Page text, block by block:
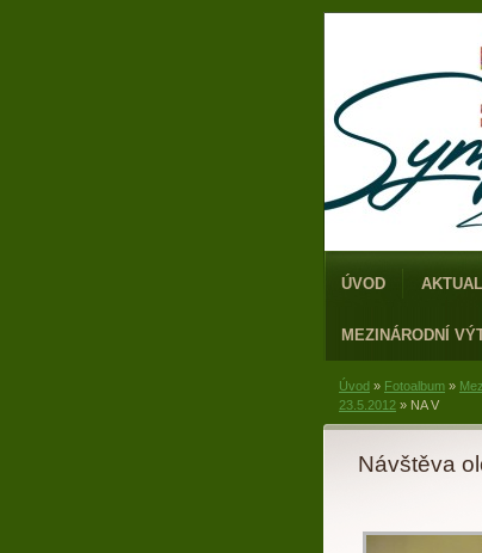
ÚVOD
MEZINÁRODNÍ
Úvod » Fotoalbum »
23.5.2012 » NA V
Návštěva